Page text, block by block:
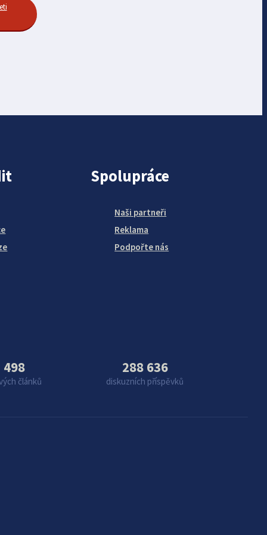
Spolupráce
Naši partneři
Reklama
Podpořte nás
498
článků
288 636
diskuzních příspěvků